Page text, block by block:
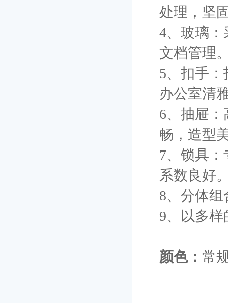
处理，坚
4、玻璃
文档管理
5、扣手
办公室清
6、抽屉
畅，造型
7、锁具
系数良好
8、分体
9、以多
颜色： 常